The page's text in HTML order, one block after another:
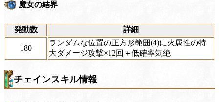
魔女の結界
発動数 詳細
180
ランダムな位置の正方形範囲(4)に火属性の特
大ダメージ攻撃×12回＋低確率気絶
チェインスキル情報